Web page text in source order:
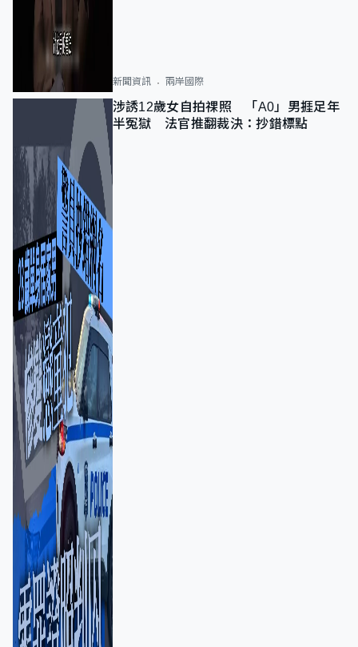
新聞資訊 兩岸國際
涉誘12歲女自拍祼照 「A0」男捱足年
半冤獄 法官推翻裁決：抄錯標點